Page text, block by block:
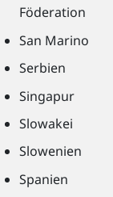
Föderation
San Marino
Serbien
Singapur
Slowakei
Slowenien
Spanien